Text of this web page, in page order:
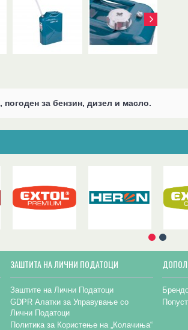
погоден за бензин, дизел и масло.
ЗАШТИТА НА ЛИЧНИ ПОДАТОЦИ
Заштите на Лични Податоци
GDPR Алатки за Управување со
Лични Податоци
Политика за Користење на „Колачиња“